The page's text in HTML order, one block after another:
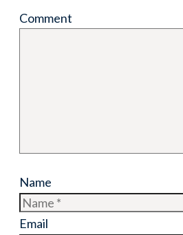
Comment
Name
Email